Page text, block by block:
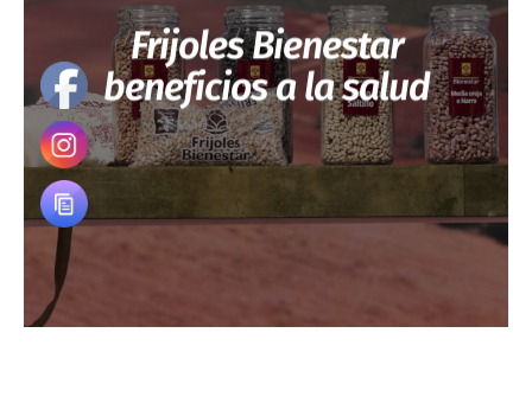
Frijoles Bienestar
beneficios a la salud